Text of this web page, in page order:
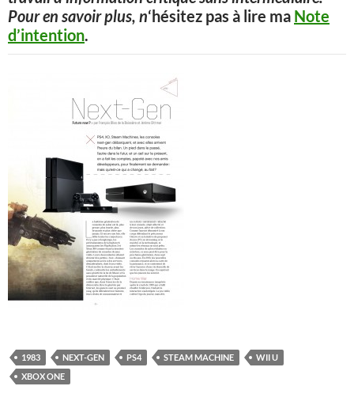
Pour en savoir plus, n‘hésitez pas à lire ma Note
d’intention.
1983 NEXT-GEN PS4 STEAM MACHINE
WII U
XBOX ONE